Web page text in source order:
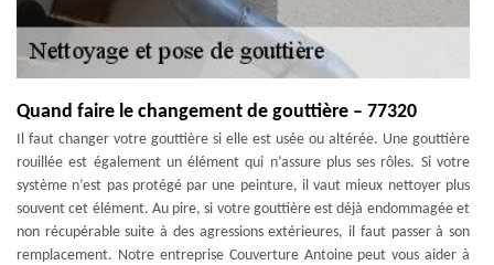
Quand faire le changement de gouttière – 77320
Il faut changer votre gouttière si elle est usée ou altérée. Une gouttière
rouillée est également un élément qui n’assure plus ses rôles. Si votre
système n’est pas protégé par une peinture, il vaut mieux nettoyer plus
souvent cet élément. Au pire, si votre gouttière est déjà endommagée et
non récupérable suite à des agressions extérieures, il faut passer à son
remplacement. Notre entreprise Couverture Antoine peut vous aider à